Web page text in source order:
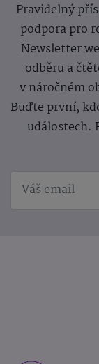
Pravidelný
podpora pro
Newsletter
odběru a
v náročném
Buďte první,
událostech.